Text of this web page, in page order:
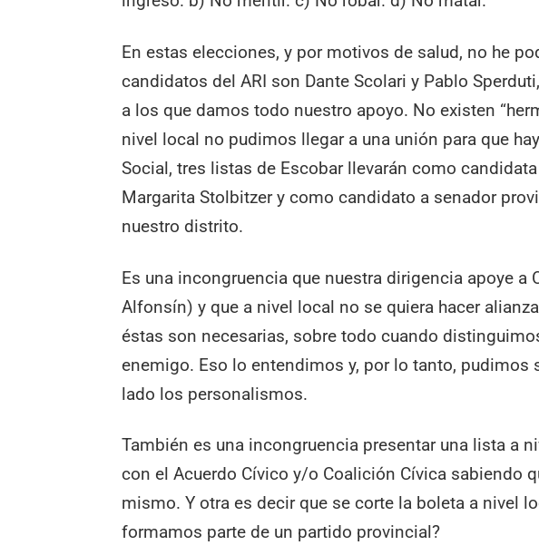
En estas elecciones, y por motivos de salud, no he
candidatos del ARI son Dante Scolari y Pablo
a los que damos todo nuestro apoyo. No existen
nivel local no pudimos llegar a una unión para que
Social, tres listas de Escobar llevarán como
Margarita Stolbitzer y como candidato a senador
nuestro distrito.
Es una incongruencia que nuestra dirigencia apoye a
Alfonsín) y que a nivel local no se quiera hacer
éstas son necesarias, sobre todo cuando
enemigo. Eso lo entendimos y, por lo tanto, pudimos
lado los personalismos.
También es una incongruencia presentar una lista a
con el Acuerdo Cívico y/o Coalición Cívica sabiendo
mismo. Y otra es decir que se corte la boleta a nivel
formamos parte de un partido provincial?